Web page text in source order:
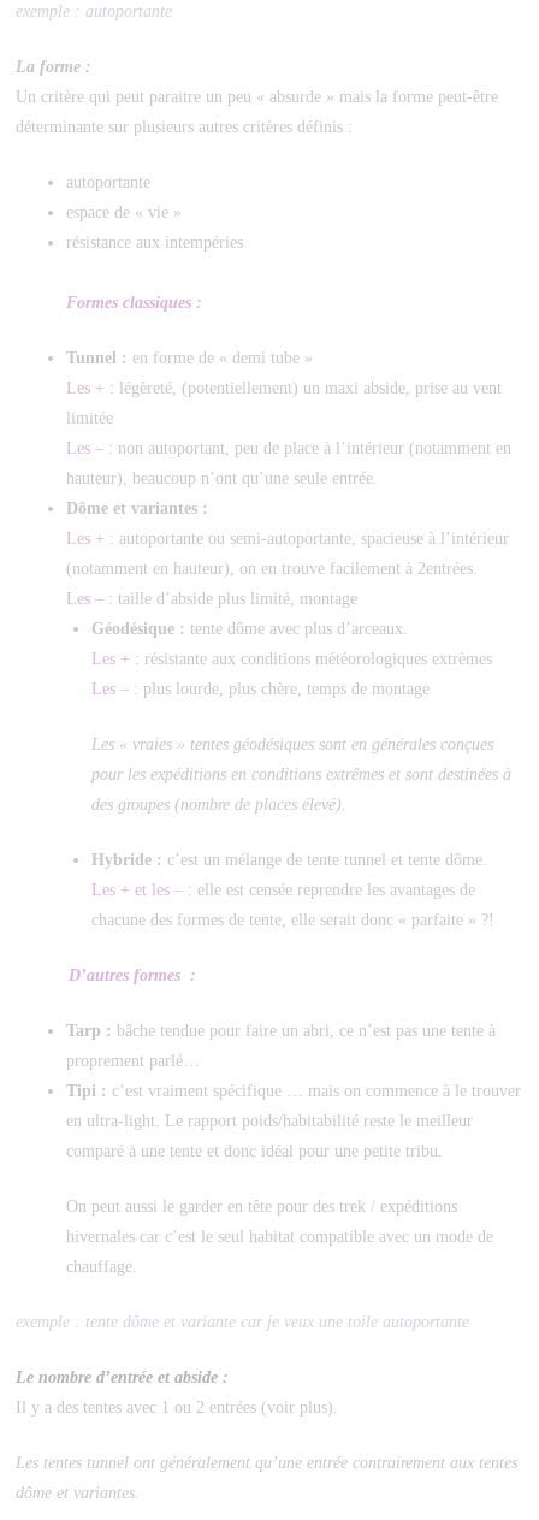
exemple : autoportante
La forme :
Un critère qui peut paraitre un peu « absurde » mais la forme peut-être
déterminante sur plusieurs autres critères définis :
autoportante
espace de « vie »
résistance aux intempéries
Formes classiques :
Tunnel : en forme de « demi tube »
Les + : légèreté, (potentiellement) un maxi abside, prise au vent
limitée
Les – : non autoportant, peu de place à l’intérieur (notamment en
hauteur), beaucoup n’ont qu’une seule entrée.
Dôme et variantes :
Les + : autoportante ou semi-autoportante, spacieuse à l’intérieur
(notamment en hauteur), on en trouve facilement à 2entrées.
Les – : taille d’abside plus limité, montage
Géodésique : tente dôme avec plus d’arceaux.
Les + : résistante aux conditions météorologiques extrèmes
Les – : plus lourde, plus chère, temps de montage
Les « vraies » tentes géodésiques sont en générales conçues
pour les expéditions en conditions extrêmes et sont destinées à
des groupes (nombre de places élevé).
Hybride : c’est un mélange de tente tunnel et tente dôme.
Les + et les – : elle est censée reprendre les avantages de
chacune des formes de tente, elle serait donc « parfaite » ?!
D’autres formes :
Tarp : bâche tendue pour faire un abri, ce n’est pas une tente à
proprement parlé…
Tipi : c’est vraiment spécifique … mais on commence à le trouver
en ultra-light. Le rapport poids/habitabilité reste le meilleur
comparé à une tente et donc idéal pour une petite tribu.
On peut aussi le garder en tête pour des trek / expéditions
hivernales car c’est le seul habitat compatible avec un mode de
chauffage.
exemple : tente dôme et variante car je veux une toile autoportante
Le nombre d’entrée et abside :
Il y a des tentes avec 1 ou 2 entrées (voir plus).
Les tentes tunnel ont généralement qu’une entrée contrairement aux tentes
dôme et variantes.